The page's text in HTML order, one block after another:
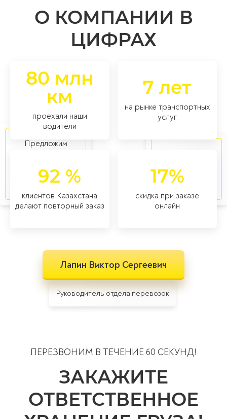
О КОМПАНИИ В
ЦИФРАХ
80 млн
км
проехали наши
водители
7 лет
на рынке транспортных
услуг
92 %
клиентов Казахстана
делают повторный заказ
17%
скидка при заказе
онлайн
Лапин Виктор Сергеевич
Руководитель отдела перевозок
Предложим
любых типов
товаров
особых
категорий
ПЕРЕЗВОНИМ В ТЕЧЕНИЕ 60 СЕКУНД!
ЗАКАЖИТЕ
ОТВЕТСТВЕННОЕ